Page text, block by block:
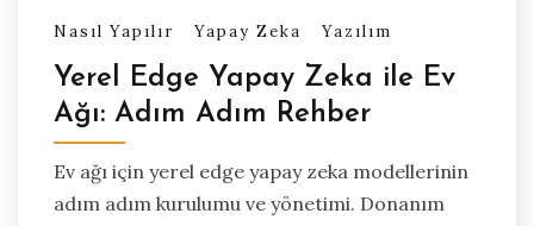
Nasıl Yapılır Yapay Zeka Yazılım
Yerel Edge Yapay Zeka ile Ev
Ağı: Adım Adım Rehber
Ev ağı için yerel edge yapay zeka modellerinin
adım adım kurulumu ve yönetimi. Donanım